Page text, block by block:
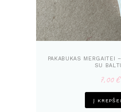
PAKABUKAS MERGAITEI
SU
7,00€
Į